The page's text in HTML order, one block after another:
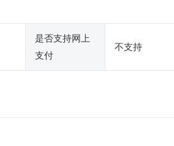
是否支持网上
支付
不支持